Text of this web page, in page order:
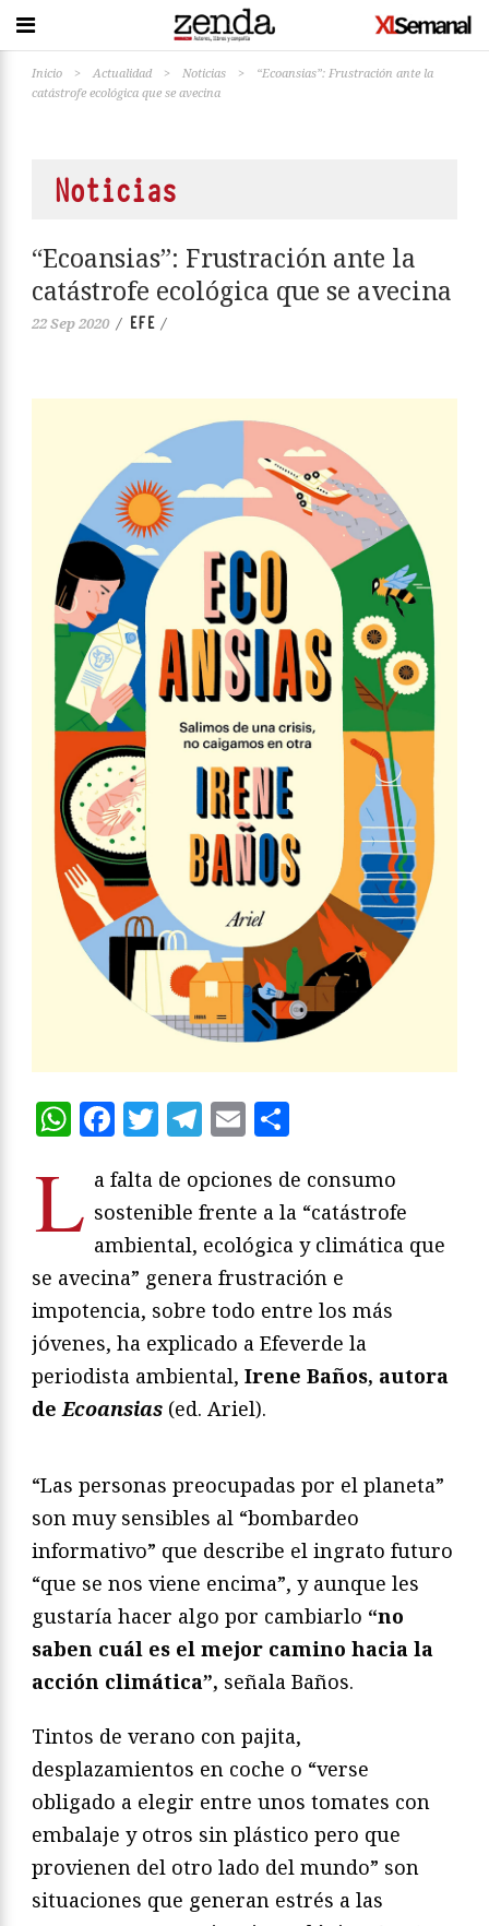
Inicio > Actualidad > Noticias >
“Ecoansias”: Frustración ante la
catástrofe ecológica que se avecina
Noticias
“Ecoansias”: Frustración ante la
catástrofe ecológica que se avecina
22 Sep 2020 / EFE /
WhatsApp
Facebook
Twitter
Telegram
Email
L a falta de opciones de consumo
sostenible frente a la “catástrofe
ambiental, ecológica y climática que
se avecina” genera frustración e
impotencia, sobre todo entre los más
jóvenes, ha explicado a Efeverde la
periodista ambiental, Irene Baños, autora
de Ecoansias (ed. Ariel).
“Las personas preocupadas por el planeta”
son muy sensibles al “bombardeo
informativo” que describe el ingrato futuro
“que se nos viene encima”, y aunque les
gustaría hacer algo por cambiarlo “no
saben cuál es el mejor camino hacia la
acción climática”, señala Baños.
Tintos de verano con pajita,
desplazamientos en coche o “verse
obligado a elegir entre unos tomates con
embalaje y otros sin plástico pero que
provienen del otro lado del mundo” son
situaciones que generan estrés a las